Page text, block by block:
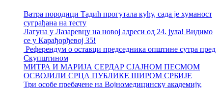
Ватра породици Тадић прогутала кућу, сада је хуманост
суграђана на тесту
Лагуна у Лазаревцу на новој адреси од 24. јула! Видимо
се у Карађорђевој 35!
Референдум о оставци председника општине сутра пред
Скупштином
МИТРА И МАРИЈА СЕРДАР СЈАЈНОМ ПЕСМОМ
ОСВОЈИЛИ СРЦА ПУБЛИКЕ ШИРОМ СРБИЈЕ
Три особе пребачене на Војномедицинску академију,